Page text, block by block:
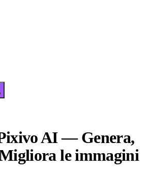
AI — Genera,
le immagini